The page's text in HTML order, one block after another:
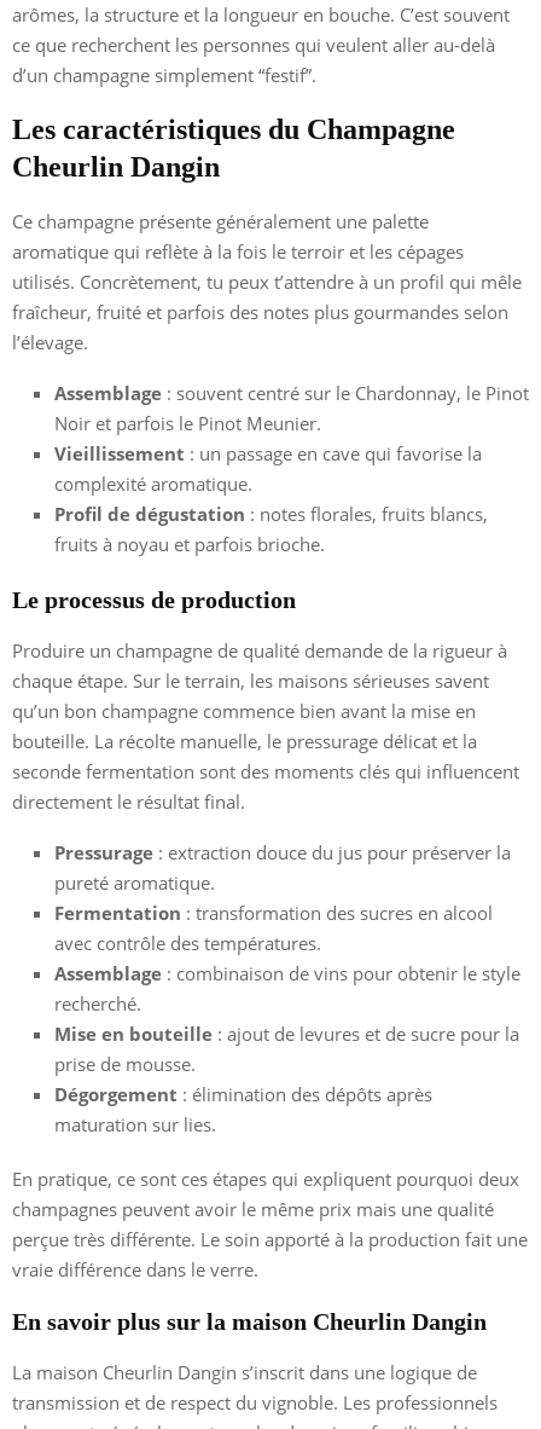
arômes, la structure et la longueur en bouche. C’est souvent
ce que recherchent les personnes qui veulent aller au-delà
d’un champagne simplement “festif”.
Les caractéristiques du Champagne
Cheurlin Dangin
Ce champagne présente généralement une palette
aromatique qui reflète à la fois le terroir et les cépages
utilisés. Concrètement, tu peux t’attendre à un profil qui mêle
fraîcheur, fruité et parfois des notes plus gourmandes selon
l’élevage.
Assemblage : souvent centré sur le Chardonnay, le Pinot
Noir et parfois le Pinot Meunier.
Vieillissement : un passage en cave qui favorise la
complexité aromatique.
Profil de dégustation : notes florales, fruits blancs,
fruits à noyau et parfois brioche.
Le processus de production
Produire un champagne de qualité demande de la rigueur à
chaque étape. Sur le terrain, les maisons sérieuses savent
qu’un bon champagne commence bien avant la mise en
bouteille. La récolte manuelle, le pressurage délicat et la
seconde fermentation sont des moments clés qui influencent
directement le résultat final.
Pressurage : extraction douce du jus pour préserver la
pureté aromatique.
Fermentation : transformation des sucres en alcool
avec contrôle des températures.
Assemblage : combinaison de vins pour obtenir le style
recherché.
Mise en bouteille : ajout de levures et de sucre pour la
prise de mousse.
Dégorgement : élimination des dépôts après
maturation sur lies.
En pratique, ce sont ces étapes qui expliquent pourquoi deux
champagnes peuvent avoir le même prix mais une qualité
perçue très différente. Le soin apporté à la production fait une
vraie différence dans le verre.
En savoir plus sur la maison Cheurlin Dangin
La maison Cheurlin Dangin s’inscrit dans une logique de
transmission et de respect du vignoble. Les professionnels